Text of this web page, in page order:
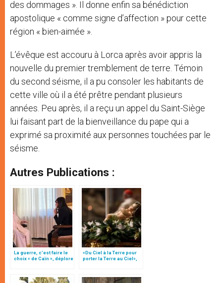
des dommages ». Il donne enfin sa bénédiction
apostolique « comme signe d’affection » pour cette
région « bien-aimée ».
L’évêque est accouru à Lorca après avoir appris la
nouvelle du premier tremblement de terre. Témoin
du second séisme, il a pu consoler les habitants de
cette ville où il a été prêtre pendant plusieurs
années. Peu après, il a reçu un appel du Saint-Siège
lui faisant part de la bienveillance du pape qui a
exprimé sa proximité aux personnes touchées par le
séisme.
Autres Publications :
La guerre, c’est faire le
choix « de Caïn », déplore
«Du Ciel à la Terre pour
porter la Terre au Ciel»,